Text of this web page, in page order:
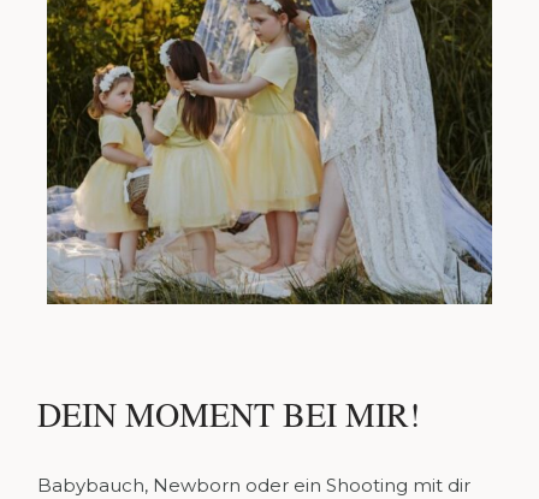
DEIN MOMENT BEI MIR!
Babybauch, Newborn oder ein Shooting mit dir